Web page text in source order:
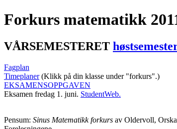
Forkurs matematikk
VÅRSEMESTERET
Fagplan
Timeplaner(Klikk på din klasse under "forkurs".)
EKSAMENSOPPGAVEN
Eksamen fredag 1. juni. StudentWeb.
Pensum: Sinus Matematikk forkurs av Oldervoll,